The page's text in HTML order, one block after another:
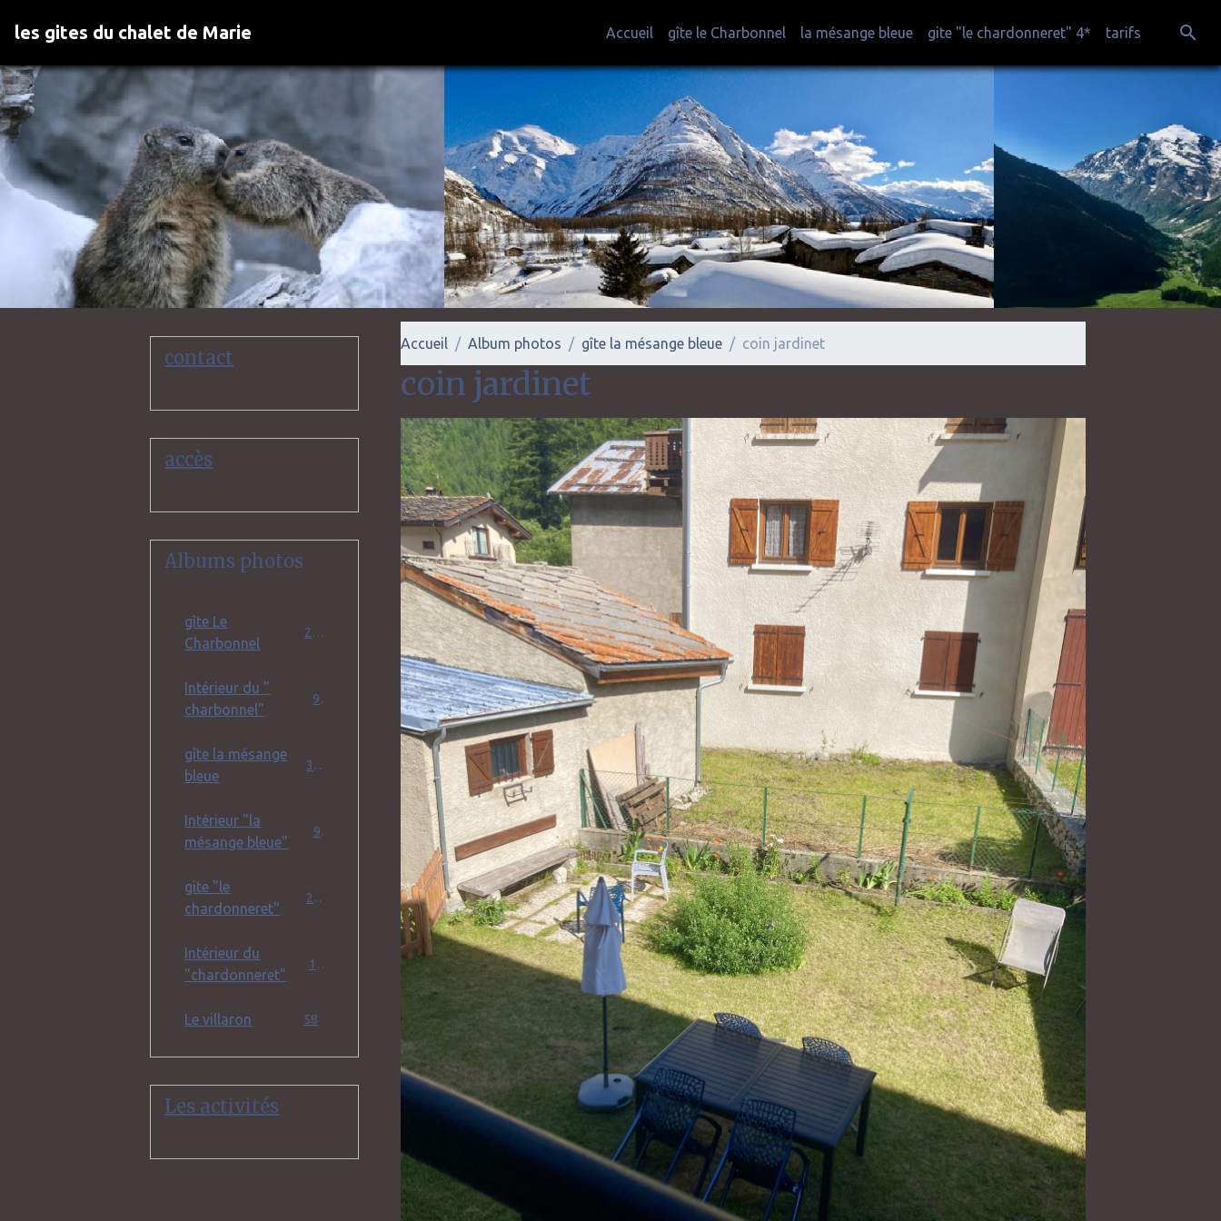
les gites du chalet de Marie Accueil gîte le Charbonnel la mésange bleue gite "le chardonneret" 4* tarifs
Accueil Album photos gîte la mésange bleue coin jardinet
coin jardinet
contact
accès
Albums photos
gîte Le
Charbonnel
25
Intérieur du "
charbonnel"
9
gîte la mésange
bleue
32
Intérieur "la
mésange bleue"
9
gite "le
chardonneret"
22
Intérieur du
"chardonneret"
19
Le villaron 58
Les activités